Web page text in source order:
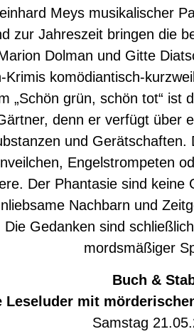
Meys musikalischer
zur Jahreszeit bringen die
Dolman und Gitte
Krimis komödiantisch-
„Schön grün, schön tot“ ist
denn er verfügt über
und
Engelstrompeten
Der Phantasie sind keine
Nachbarn und
Die Gedanken sind
mordsmäßiger
Buch &
Leseluder mit
Samstag